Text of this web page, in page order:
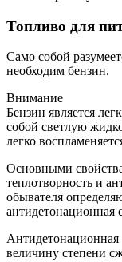
Топливо для
Само собой
необходим бензин.
Внимание
Бензин является
собой светлую
легко
Основными
теплотворность и
обывателя
антидетонационная
Антидетонационная
величину степени